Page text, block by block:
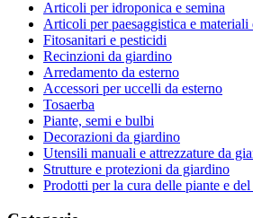
Articoli per idroponica e semina
Articoli per paesaggistica e materiali
Fitosanitari e pesticidi
Recinzioni da giardino
Arredamento da esterno
Accessori per uccelli da esterno
Tosaerba
Piante, semi e bulbi
Decorazioni da giardino
Utensili manuali e attrezzature da
Strutture e protezioni da giardino
Prodotti per la cura delle piante e